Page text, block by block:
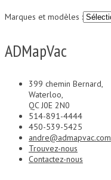
Marques et modèles :
ADMapVac
399 chemin Bernard,
Waterloo,
QC J0E 2N0
514-891-4444
450-539-5425
andre@admapvac.com
Trouvez-nous
Contactez-nous